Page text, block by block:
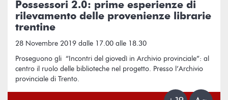
Possessori 2.0: prime esperienze di
rilevamento delle provenienze librarie
trentine
28 Novembre 2019 dalle 17.00 alle 18.30
Proseguono gli “Incontri del giovedì in Archivio provinciale”: al
centro il ruolo delle biblioteche nel progetto. Presso l’Archivio
provinciale di Trento.